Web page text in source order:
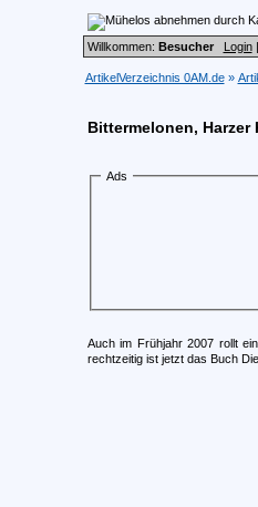
Willkommen: Besucher Login|
ArtikelVerzeichnis 0AM.de»
Bittermelonen,
Ads
Auch im Frühjahr 2007 rollt
rechtzeitig ist jetzt das Buch